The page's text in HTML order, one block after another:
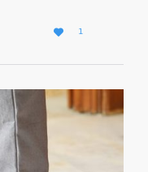

愛1